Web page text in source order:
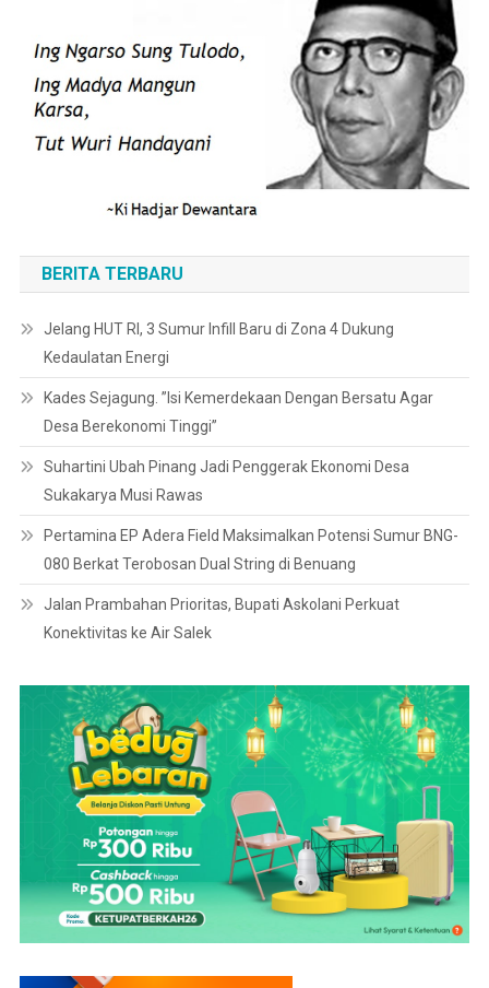
BERITA TERBARU
Jelang HUT RI, 3 Sumur Infill Baru di Zona 4 Dukung
Kedaulatan Energi
Kades Sejagung. ”Isi Kemerdekaan Dengan Bersatu Agar
Desa Berekonomi Tinggi”
Suhartini Ubah Pinang Jadi Penggerak Ekonomi Desa
Sukakarya Musi Rawas
Pertamina EP Adera Field Maksimalkan Potensi Sumur BNG-
080 Berkat Terobosan Dual String di Benuang
Jalan Prambahan Prioritas, Bupati Askolani Perkuat
Konektivitas ke Air Salek